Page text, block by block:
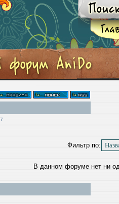
Фильтр по:
В данном форуме нет ни